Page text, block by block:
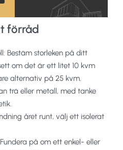
förråd
Bestäm storleken på ditt
om det är ett litet 10 kvm
alternativ på 25 kvm.
trä eller metall, med tanke
året runt, välj ett isolerat
på om ett enkel- eller